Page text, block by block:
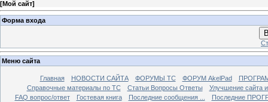
[Мой сайт]
Форма входа
Меню сайта
Главная НОВОСТИ САЙТА ФОРУМЫ TC ФОРУМ AkelPad
Справочные материалы по TС
Статьи Вопросы Ответы
Улучшение сайта
FAQ вопрос/ответ
Гостевая книга Последние сообщения ...
Последние